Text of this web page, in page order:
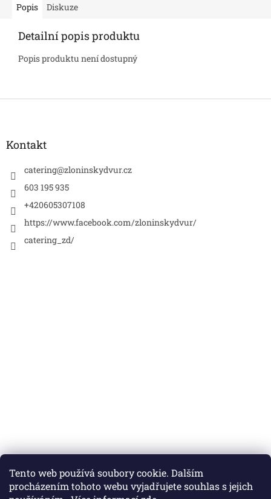
Tento web používá soubory cookie. Dalším
procházením tohoto webu vyjadřujete souhlas s jejich
Popis Diskuze
Detailní popis produktu
Popis produktu není dostupný
Z
Kontakt
catering@zloninskydvur.cz
603 195 935
+420605307108
https://www.facebook.com/zloninskydvur/
catering_zd/
Nákupní košík
0KS /0 KČ